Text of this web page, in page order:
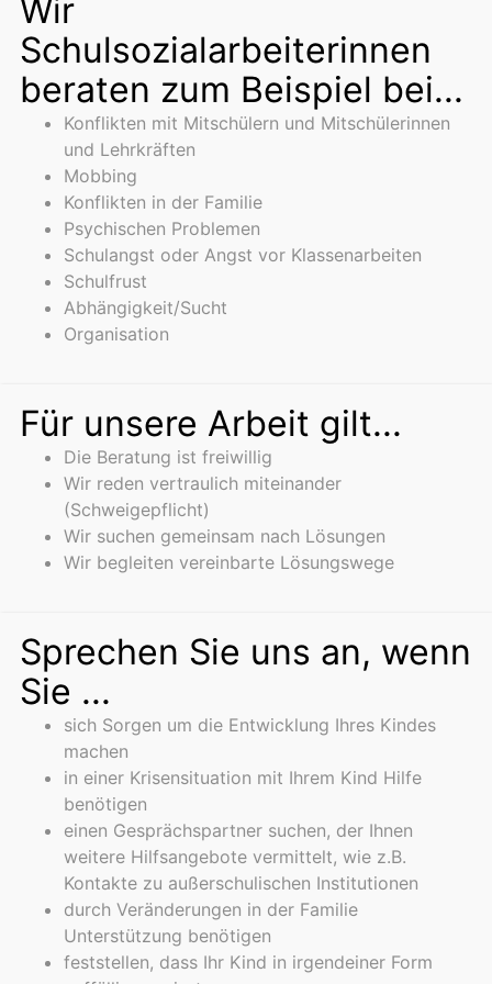
Wir
Schulsozialarbeiterinnen
beraten zum Beispiel bei...
Konflikten mit Mitschülern und Mitschülerinnen
und Lehrkräften
Mobbing
Konflikten in der Familie
Psychischen Problemen
Schulangst oder Angst vor Klassenarbeiten
Schulfrust
Abhängigkeit/Sucht
Organisation
Für unsere Arbeit gilt...
Die Beratung ist freiwillig
Wir reden vertraulich miteinander
(Schweigepflicht)
Wir suchen gemeinsam nach Lösungen
Wir begleiten vereinbarte Lösungswege
Sprechen Sie uns an, wenn
Sie ...
sich Sorgen um die Entwicklung Ihres Kindes
machen
in einer Krisensituation mit Ihrem Kind Hilfe
benötigen
einen Gesprächspartner suchen, der Ihnen
weitere Hilfsangebote vermittelt, wie z.B.
Kontakte zu außerschulischen Institutionen
durch Veränderungen in der Familie
Unterstützung benötigen
feststellen, dass Ihr Kind in irgendeiner Form